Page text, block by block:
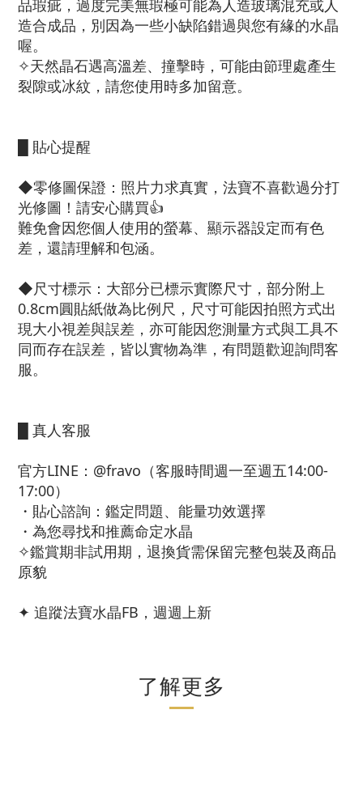
品瑕疵，過度完美無瑕極可能為人造玻璃混充或人
造合成品，別因為一些小缺陷錯過與您有緣的水晶
喔。
✧天然晶石遇高溫差、撞擊時，可能由節理處產生
裂隙或冰紋，請您使用時多加留意。
█ 貼心提醒
◆零修圖保證：照片力求真實，法寶不喜歡過分打
光修圖！請安心購買👍
難免會因您個人使用的螢幕、顯示器設定而有色
差，還請理解和包涵。
◆尺寸標示：大部分已標示實際尺寸，部分附上
0.8cm圓貼紙做為比例尺，尺寸可能因拍照方式出
現大小視差與誤差，亦可能因您測量方式與工具不
同而存在誤差，皆以實物為準，有問題歡迎詢問客
服。
█ 真人客服
官方LINE：@fravo（客服時間週一至週五14:00-
17:00）
・貼心諮詢：鑑定問題、能量功效選擇
・為您尋找和推薦命定水晶
✧鑑賞期非試用期，退換貨需保留完整包裝及商品
原貌
✦ 追蹤法寶水晶FB，週週上新
了解更多